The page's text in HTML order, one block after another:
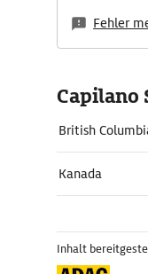
Fehler
Capilano
British
Kanada
Inhalt